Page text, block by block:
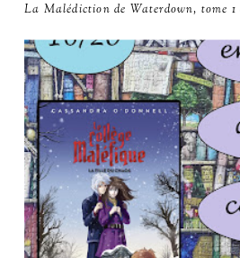
La Malédiction de Waterdown, tome